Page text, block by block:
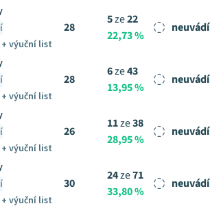
+ výuční list
28
5ze22
22,73 %
neuvádí
+ výuční list
28
6ze43
13,95 %
neuvádí
+ výuční list
26
11ze38
28,95 %
neuvádí
+ výuční list
30
24ze71
33,80 %
neuvádí